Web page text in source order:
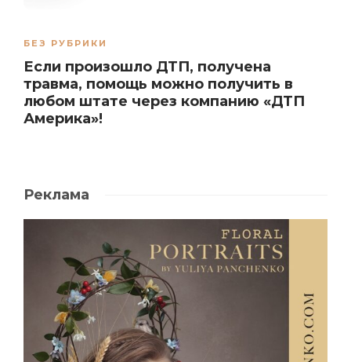
БЕЗ РУБРИКИ
Если произошло ДТП, получена
травма, помощь можно получить в
любом штате через компанию «ДТП
Америка»!
Реклама